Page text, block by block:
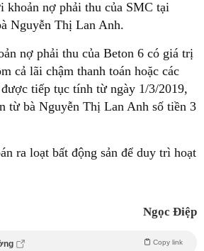
khoản nợ phải thu của SMC tại
Nguyễn Thị Lan Anh.
nợ phải thu của Beton 6 có giá trị
cả lãi chậm thanh toán hoặc các
tiếp tục tính từ ngày 1/3/2019,
từ bà Nguyễn Thị Lan Anh số tiền 3
ra loạt bất động sản để duy trì hoạt
Ngọc Điệp
Copy link